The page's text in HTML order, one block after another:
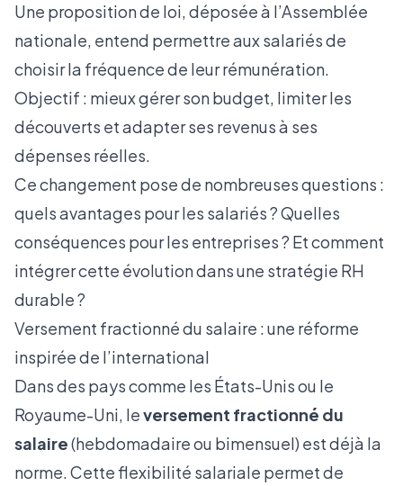
Une proposition de loi, déposée à l’Assemblée
nationale, entend permettre aux salariés de
choisir la fréquence de leur rémunération.
Objectif : mieux gérer son budget, limiter les
découverts et adapter ses revenus à ses
dépenses réelles.
Ce changement pose de nombreuses questions :
quels avantages pour les salariés ? Quelles
conséquences pour les entreprises ? Et comment
intégrer cette évolution dans une stratégie RH
durable ?
Versement fractionné du salaire : une réforme
inspirée de l’international
Dans des pays comme les États-Unis ou le
Royaume-Uni, leversement fractionné du
salaire(hebdomadaire ou bimensuel) est déjà la
norme. Cette flexibilité salariale permet de